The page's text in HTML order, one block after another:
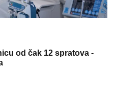
od čak 12 spratova -